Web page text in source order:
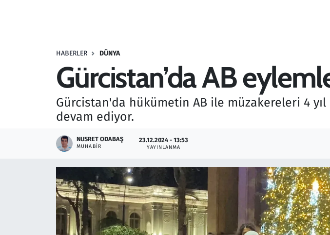
HABERLER DÜNYA
Gürcistan’da AB
Gürcistan'da hükümetin AB ile müzakereleri 4
devam ediyor.
NUSRET ODABAŞ
MUHABIR
23.12.2024 - 13:53
YAYINLANMA
Savunma Sanayi
Seçim 2023
Televizyon